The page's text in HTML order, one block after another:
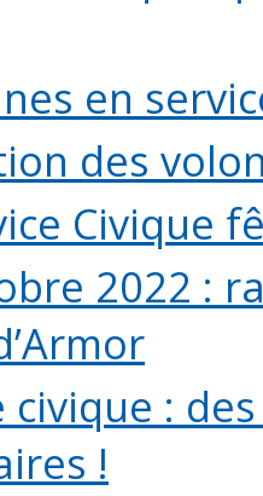
en
des
Civique
2022 :
civique :
!